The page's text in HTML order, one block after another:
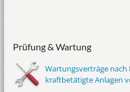
Prüfung & Wartung
Wartungsverträge nach
kraftbetätigte Anlagen